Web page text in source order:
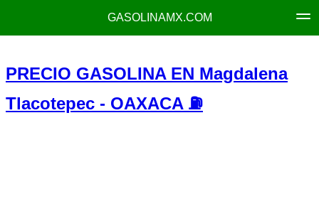
GASOLINAMX.COM
PRECIO GASOLINA EN Magdalena
Tlacotepec - OAXACA ⛽